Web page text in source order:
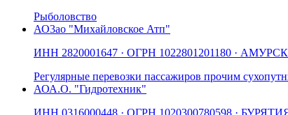
Рыболовство
АО3ао "Михайловское Атп"
ИНН 2820001647 · ОГРН 1022801201180 ·
Регулярные перевозки пассажиров прочим
АОА.О. "Гидротехник"